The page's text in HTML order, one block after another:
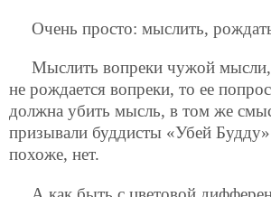
Очень просто: мыслить,
Мыслить вопреки чужой
не рождается вопреки, то ее
должна убить мысль, в том же
призывали буддисты «Убей
похоже, нет.